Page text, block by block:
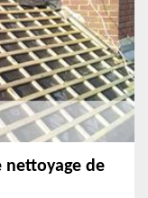
nettoyage de